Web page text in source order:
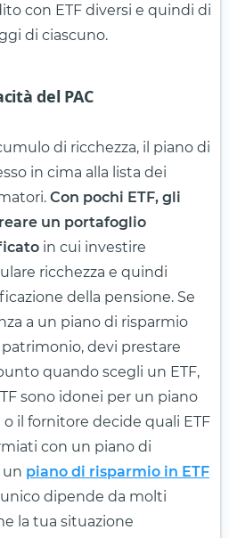
con ETF diversi e quindi di
di ciascuno.
del PAC
di ricchezza, il piano di
in cima alla lista dei
Con pochi ETF, gli
un portafoglio
in cui investire
ricchezza e quindi
della pensione. Se
a un piano di risparmio
devi prestare
quando scegli un ETF,
sono idonei per un piano
il fornitore decide quali ETF
con un piano di
un piano di risparmio in ETF
dipende da molti
la tua situazione